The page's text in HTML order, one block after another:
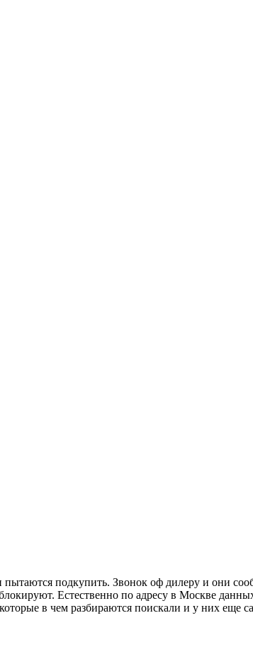
подкупить. Звонок оф дилеру и они
Естественно по адресу в Москве
в чем разбираются поискали и у них еще